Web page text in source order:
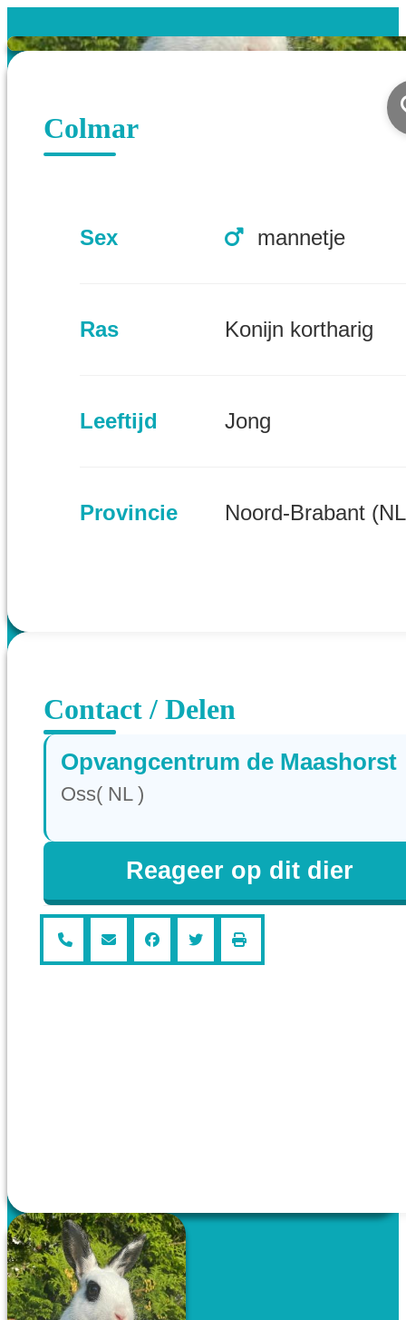
Colmar
Sex mannetje
Ras Konijn kortharig
Leeftijd Jong
Provincie Noord-Brabant
Contact / Delen
Opvangcentrum de Maashorst
Oss( NL )
Reageer op dit dier